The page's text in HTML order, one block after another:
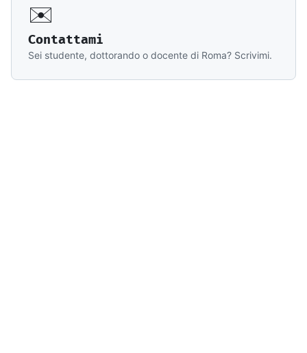
✉️
Contattami
Sei studente, dottorando o docente di Roma? Scrivimi.